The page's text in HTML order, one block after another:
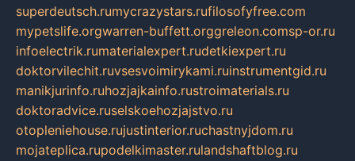
superdeutsch.rumycrazystars.rufilosofyfree.com
mypetslife.orgwarren-buffett.orggreleon.comsp-or.ru
infoelectrik.rumaterialexpert.rudetkiexpert.ru
doktorvilechit.ruvsesvoimirykami.ruinstrumentgid.ru
manikjurinfo.ruhozjajkainfo.rustroimaterials.ru
doktoradvice.ruselskoehozjajstvo.ru
otopleniehouse.rujustinterior.ruchastnyjdom.ru
mojateplica.rupodelkimaster.rulandshaftblog.ru